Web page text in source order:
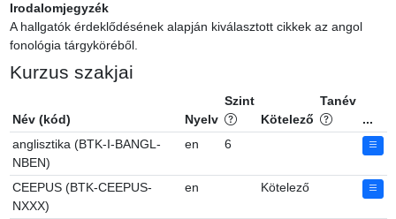
Irodalomjegyzék
A hallgatók érdeklődésének alapján kiválasztott cikkek az angol
fonológia tárgyköréből.
Kurzus szakjai
Név (kód) Nyelv
Szint
Kötelező
Tanév
...
anglisztika (BTK-I-BANGL-
NBEN)
en 6
CEEPUS (BTK-CEEPUS-
NXXX)
en Kötelező